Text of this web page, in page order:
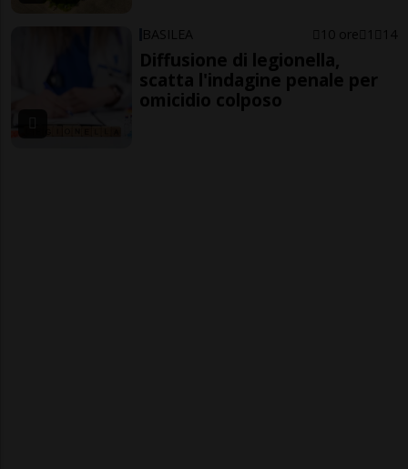
BASILEA 10 ore 1 14
Diffusione di legionella,
scatta l'indagine penale per
omicidio colposo